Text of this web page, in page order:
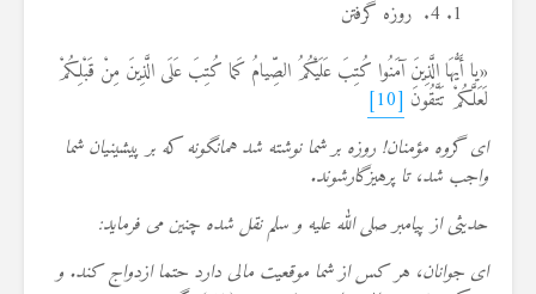
4. روزه گرفتن
«یا أَیُّهَا الَّذِینَ آمَنُوا كُتِبَ عَلَیْكُمُ الصِّیامُ كَما كُتِبَ عَلَى الَّذِینَ مِنْ قَبْلِكُمْ
لَعَلَّكُمْ تَتَّقُونَ [10]
ای گروه مؤمنان! روزه بر شما نوشته شد همانگونه كه بر پیشینیان شما
واجب شد، تا پرهیزگارشوند.
حدیثی از پیامبر صلی الله علیه و سلم نقل شده چنین می فرماید:
ای جوانان، هر کس از شما موقعیت مالی دارد حتما ازدواج کند. و